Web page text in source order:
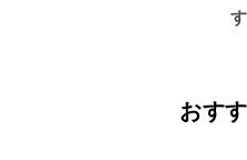
す
おす